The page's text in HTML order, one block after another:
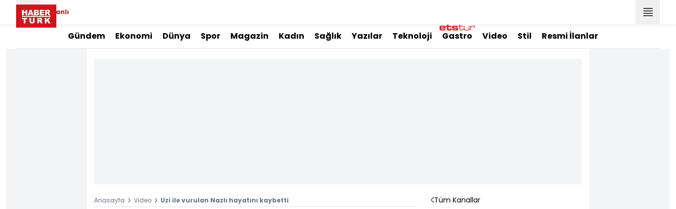
Canlı
Gündem Ekonomi Dünya Spor Magazin Kadın Sağlık Yazılar Teknoloji Gastro Video Stil Resmi İlanlar
Anasayfa Video Uzi ile vurulan Nazlı hayatını kaybetti Tüm Kanallar